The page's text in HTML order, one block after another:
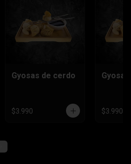
Gyosas de cerdo
$3.990 $3.990